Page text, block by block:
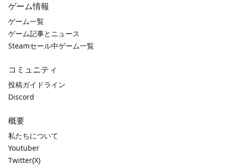
ゲーム情報
ゲーム一覧
ゲーム記事とニュース
Steamセール中ゲーム一覧
コミュニティ
投稿ガイドライン
Discord
概要
私たちについて
Youtuber
Twitter(X)